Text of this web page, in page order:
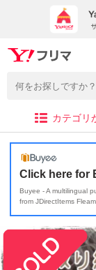
カテゴリ
Click here for
Buyee - A multilingual
from JDirectItems